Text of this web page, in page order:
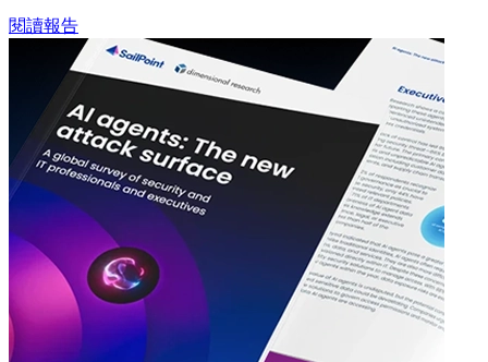
閱讀報告